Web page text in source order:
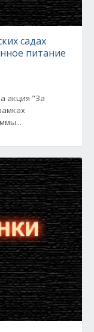
садах
питание
акция "За